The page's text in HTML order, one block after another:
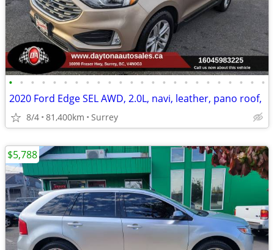
• • • • • • • • • • • • • • • • • • • • • • • •
2020 Ford Edge SEL AWD, 2.0L, navi, leather, pano roof,
8/4 81,400km Surrey
$5,788